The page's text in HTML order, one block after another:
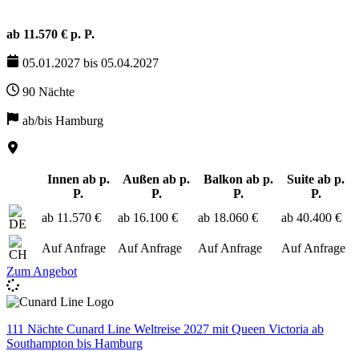
ab 11.570 € p. P.
05.01.2027 bis 05.04.2027
90 Nächte
ab/bis Hamburg
Innen ab p.
P.
Außen ab p.
P.
Balkon ab p.
P.
Suite ab p.
P.
ab 11.570 €
ab 16.100 € ab 18.060 € ab 40.400 €
Auf Anfrage Auf Anfrage Auf Anfrage
Auf Anfrage
Zum Angebot
111 Nächte Cunard Line Weltreise 2027 mit Queen Victoria ab
Southampton bis Hamburg